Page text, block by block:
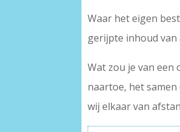
Waar het eigen
gerijpte inhoud van
Wat zou je van
naartoe, het samen
wij elkaar van